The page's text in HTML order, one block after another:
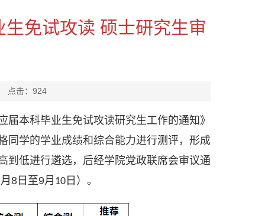
免试攻读 硕士研究生审
击： 924
届本科毕业生免试攻读研究生工作的通知》
同学的学业成绩和综合能力进行测评，形成
到低进行遴选，后经学院党政联席会审议通
月 8 日至9月 10 日）。